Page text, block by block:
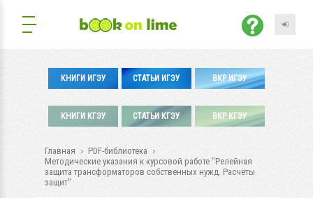
КНИГИ ИГЭУ СТАТЬИ ИГЭУ ВКР ИГЭУ
КНИГИ КГЭУ СТАТЬИ КГЭУ ВКР КГЭУ
Главная
PDF-библиотека
Методические указания к курсовой работе "Релейная
защита трансформаторов собственных нужд. Расчёты
защит"